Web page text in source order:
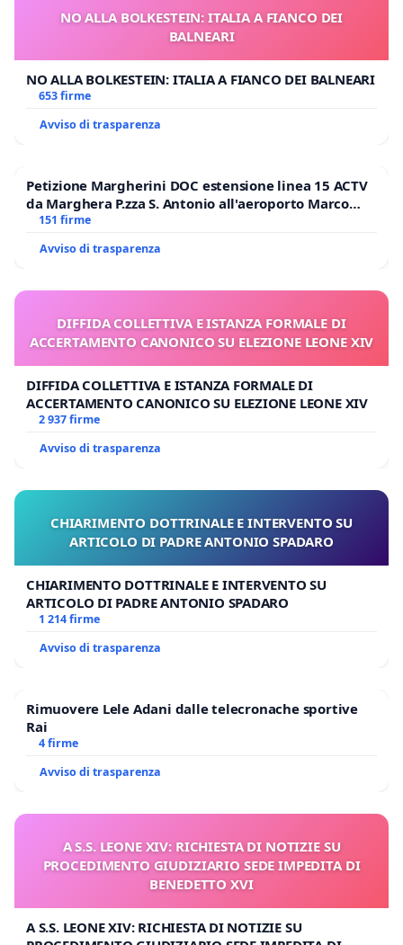
NO ALLA BOLKESTEIN: ITALIA A FIANCO DEI
BALNEARI
NO ALLA BOLKESTEIN: ITALIA A FIANCO DEI BALNEARI
653 firme
Avviso di trasparenza
Petizione Margherini DOC estensione linea 15 ACTV
da Marghera P.zza S. Antonio all'aeroporto Marco
Polo tariffa a € 1,50
151 firme
Avviso di trasparenza
DIFFIDA COLLETTIVA E ISTANZA FORMALE DI
ACCERTAMENTO CANONICO SU ELEZIONE LEONE XIV
DIFFIDA COLLETTIVA E ISTANZA FORMALE DI
ACCERTAMENTO CANONICO SU ELEZIONE LEONE XIV
2 937 firme
Avviso di trasparenza
CHIARIMENTO DOTTRINALE E INTERVENTO SU
ARTICOLO DI PADRE ANTONIO SPADARO
CHIARIMENTO DOTTRINALE E INTERVENTO SU
ARTICOLO DI PADRE ANTONIO SPADARO
1 214 firme
Avviso di trasparenza
Rimuovere Lele Adani dalle telecronache sportive
Rai
4 firme
Avviso di trasparenza
A S.S. LEONE XIV: RICHIESTA DI NOTIZIE SU
PROCEDIMENTO GIUDIZIARIO SEDE IMPEDITA DI
BENEDETTO XVI
A S.S. LEONE XIV: RICHIESTA DI NOTIZIE SU